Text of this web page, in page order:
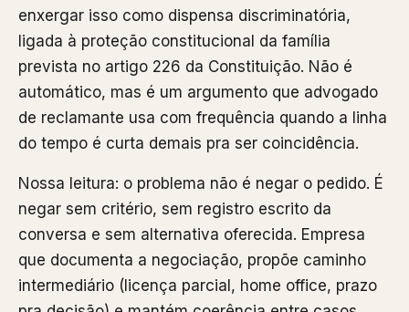
enxergar isso como dispensa discriminatória,
ligada à proteção constitucional da família
prevista no artigo 226 da Constituição. Não é
automático, mas é um argumento que advogado
de reclamante usa com frequência quando a linha
do tempo é curta demais pra ser coincidência.
Nossa leitura: o problema não é negar o pedido. É
negar sem critério, sem registro escrito da
conversa e sem alternativa oferecida. Empresa
que documenta a negociação, propõe caminho
intermediário (licença parcial, home office, prazo